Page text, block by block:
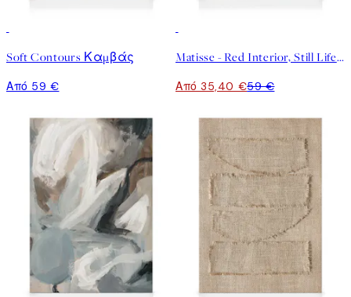
Soft Contours Καμβάς
Από 59 €
Matisse - Red Interior, Still Life on a Blue Table Καμβάς
Από 35,40 €59 €